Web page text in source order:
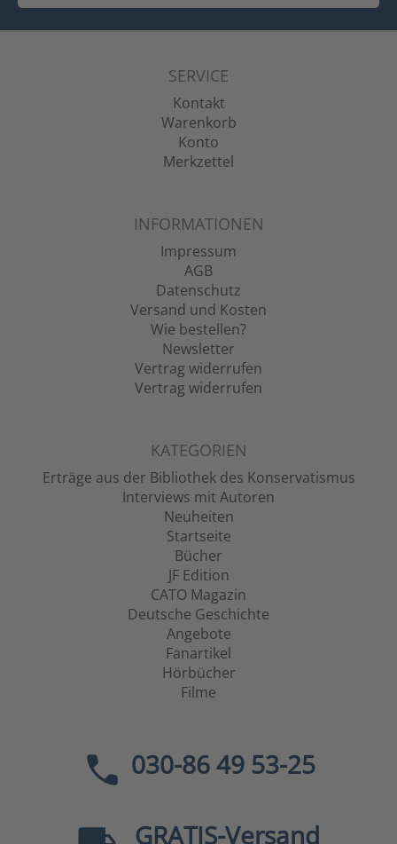
SERVICE
Kontakt
Warenkorb
Konto
Merkzettel
INFORMATIONEN
Impressum
AGB
Datenschutz
Versand und Kosten
Wie bestellen?
Newsletter
Vertrag widerrufen
Vertrag widerrufen
KATEGORIEN
Erträge aus der Bibliothek des Konservatismus
Interviews mit Autoren
Neuheiten
Startseite
Bücher
JF Edition
CATO Magazin
Deutsche Geschichte
Angebote
Fanartikel
Hörbücher
Filme
030-86 49 53-25
GRATIS-Versand